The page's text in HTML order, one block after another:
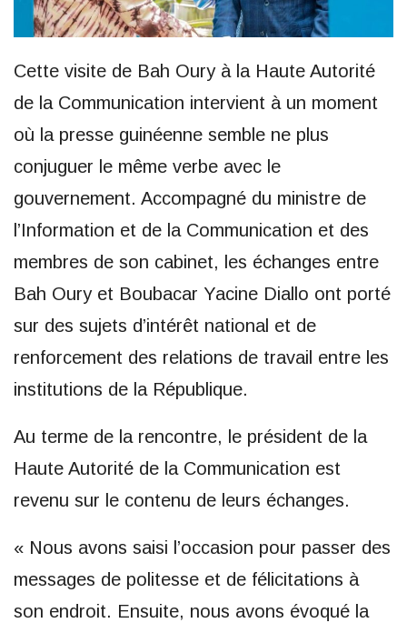
Cette visite de Bah Oury à la Haute Autorité
de la Communication intervient à un moment
où la presse guinéenne semble ne plus
conjuguer le même verbe avec le
gouvernement. Accompagné du ministre de
l’Information et de la Communication et des
membres de son cabinet, les échanges entre
Bah Oury et Boubacar Yacine Diallo ont porté
sur des sujets d’intérêt national et de
renforcement des relations de travail entre les
institutions de la République.
Au terme de la rencontre, le président de la
Haute Autorité de la Communication est
revenu sur le contenu de leurs échanges.
« Nous avons saisi l’occasion pour passer des
messages de politesse et de félicitations à
son endroit. Ensuite, nous avons évoqué la